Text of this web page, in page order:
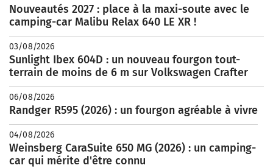
Nouveautés 2027 : place à la maxi-soute avec le
camping-car Malibu Relax 640 LE XR !
03/08/2026
Sunlight Ibex 604D : un nouveau fourgon tout-
terrain de moins de 6 m sur Volkswagen Crafter
06/08/2026
Randger R595 (2026) : un fourgon agréable à vivre
04/08/2026
Weinsberg CaraSuite 650 MG (2026) : un camping-
car qui mérite d'être connu